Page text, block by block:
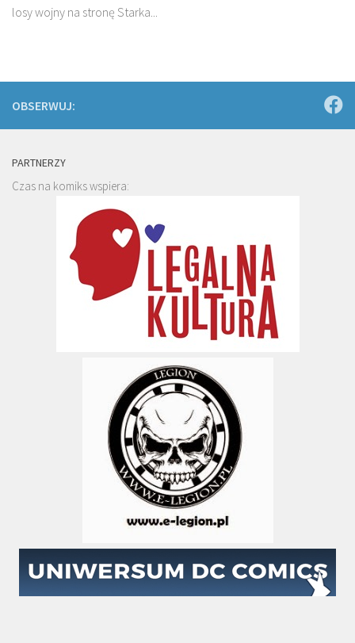
losy wojny na stronę Starka...
OBSERWUJ:
PARTNERZY
Czas na komiks wspiera: